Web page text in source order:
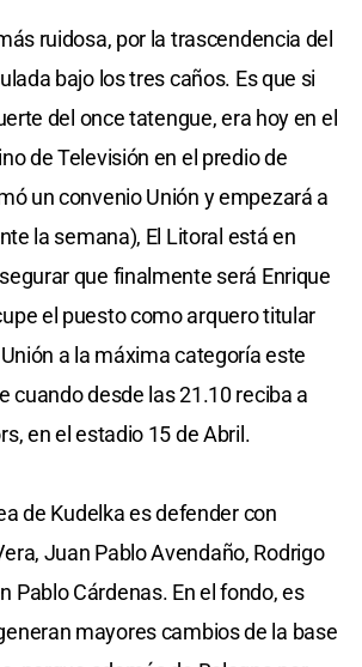
ruidosa, por la trascendencia del
bajo los tres caños. Es que si
del once tatengue, era hoy en el
de Televisión en el predio de
un convenio Unión y empezará a
la semana), El Litoral está en
que finalmente será Enrique
el puesto como arquero titular
a la máxima categoría este
cuando desde las 21.10 reciba a
en el estadio 15 de Abril.
de Kudelka es defender con
Juan Pablo Avendaño, Rodrigo
Pablo Cárdenas. En el fondo, es
mayores cambios de la base